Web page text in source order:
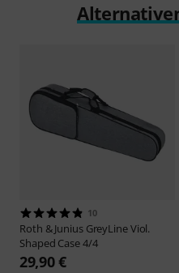
10
Roth & Junius GreyLine Viol.
Shaped Case 4/4
29,90 €